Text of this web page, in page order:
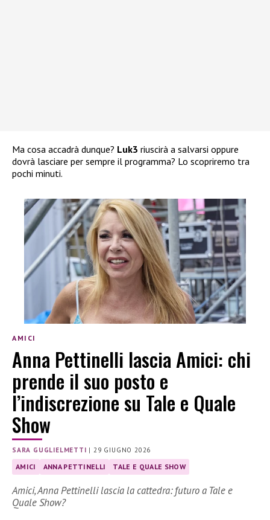
Ma cosa accadrà dunque? Luk3 riuscirà a salvarsi oppure
dovrà lasciare per sempre il programma? Lo scopriremo tra
pochi minuti.
AMICI
Anna Pettinelli lascia Amici: chi
prende il suo posto e
l’indiscrezione su Tale e Quale
Show
SARA GUGLIELMETTI | 29 GIUGNO 2026
AMICI ANNA PETTINELLI TALE E QUALE SHOW
Amici, Anna Pettinelli lascia la cattedra: futuro a Tale e
Quale Show?